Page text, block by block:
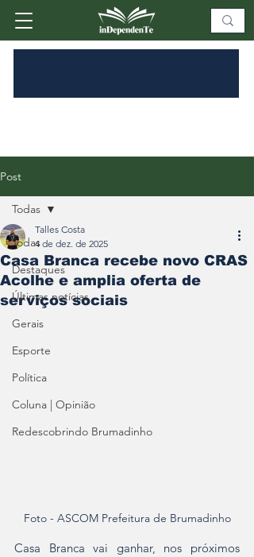
Post
Todas
Destaques
Últimas notícias
Gerais
Esporte
Política
Coluna | Opinião
Redescobrindo Brumadinho
Todas
Casa Branca recebe novo CRAS
Acolhe e amplia oferta de
serviços sociais
Talles Costa
4 de dez. de 2025
Foto - ASCOM Prefeitura de Brumadinho
Casa Branca vai ganhar, nos próximos